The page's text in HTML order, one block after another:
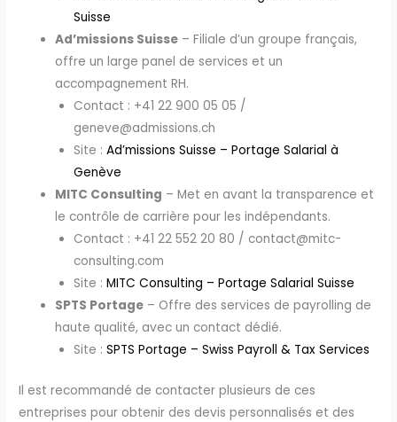
Suisse
Ad’missions Suisse – Filiale d’un groupe français,
offre un large panel de services et un
accompagnement RH.
Contact : +41 22 900 05 05 /
geneve@admissions.ch
Site : Ad’missions Suisse – Portage Salarial à
Genève
MITC Consulting – Met en avant la transparence et
le contrôle de carrière pour les indépendants.
Contact : +41 22 552 20 80 / contact@mitc-
consulting.com
Site : MITC Consulting – Portage Salarial Suisse
SPTS Portage – Offre des services de payrolling de
haute qualité, avec un contact dédié.
Site : SPTS Portage – Swiss Payroll & Tax Services
Il est recommandé de contacter plusieurs de ces
entreprises pour obtenir des devis personnalisés et des